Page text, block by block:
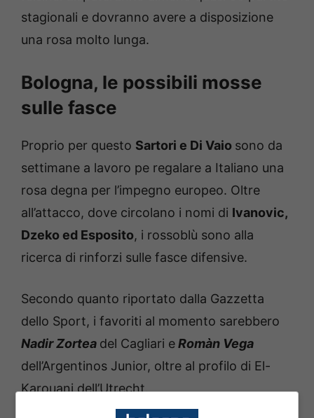
stagionali e dovranno avere a disposizione
una rosa molto lunga.
Bologna, le possibili mosse
sulle fasce
Proprio per questo Sartori e Di Vaio sono da
settimane a lavoro pe regalare a Italiano una
rosa degna per l’impegno europeo. Oltre
all’attacco, dove circolano i nomi di Ivanovic,
Dzeko ed Esposito, i rossoblù sono alla
ricerca di rinforzi sulle fasce difensive.
Secondo quanto riportato dalla Gazzetta
dello Sport, i favoriti al momento sarebbero
Nadir Zortea del Cagliari eRomàn Vega
dell’Argentinos Junior, oltre al profilo di El-
Karouani dell’Utrecht.